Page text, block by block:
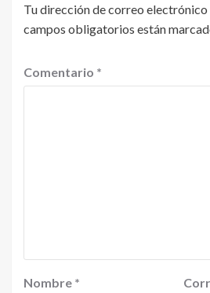
Tu dirección de correo electrónico
campos obligatorios están
Comentario *
Nombre *